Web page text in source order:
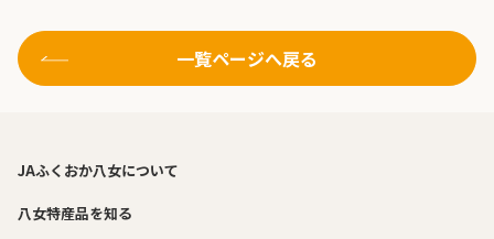
一覧ページへ戻る
JAふくおか八女について
八女特産品を知る